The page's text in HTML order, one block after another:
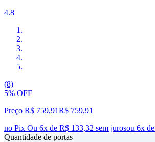
4.8
(8)
5% OFF
Preço R$ 759,91R$ 759,91
no Pix Ou 6x de R$ 133,32 sem jurosou 6x de
Quantidade de portas